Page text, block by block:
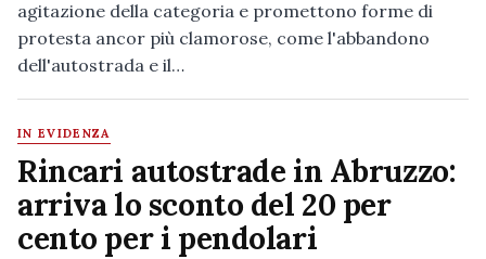
agitazione della categoria e promettono forme di
protesta ancor più clamorose, come l'abbandono
dell'autostrada e il…
IN EVIDENZA
Rincari autostrade in Abruzzo:
arriva lo sconto del 20 per
cento per i pendolari